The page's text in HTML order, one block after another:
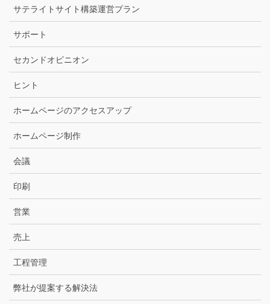
サテライトサイト構築運営プラン
サポート
セカンドオピニオン
ヒント
ホームページのアクセスアップ
ホームページ制作
会議
印刷
営業
売上
工程管理
弊社が提案する解決法